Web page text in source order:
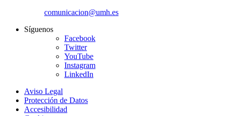
comunicacion@umh.es
Síguenos
Facebook
Twitter
YouTube
Instagram
LinkedIn
Aviso Legal
Protección de Datos
Accesibilidad